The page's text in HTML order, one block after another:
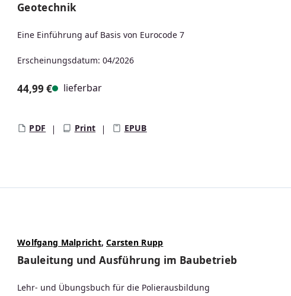
Geotechnik
Eine Einführung auf Basis von Eurocode 7
Erscheinungsdatum: 04/2026
44,99 € lieferbar
PDF Print EPUB
Wolfgang Malpricht,Carsten Rupp
Bauleitung und Ausführung im Baubetrieb
Lehr- und Übungsbuch für die Polierausbildung